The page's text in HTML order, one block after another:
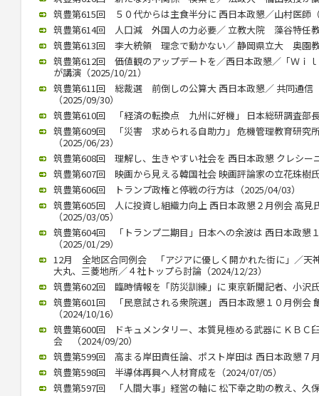
筑豊第615回 ５０代からは主食半分に 西日本政懇／山村医師
筑豊第614回 人口減 外国人の力必要／ 立教大院 藻谷特任
筑豊第613回 李大統領 理念で動かない／ 静岡県立大 奥園
筑豊第612回 価値観のアップデートを／西日本政懇／「Ｗ
が講演（2025/10/21）
筑豊第611回 総裁選 前倒しの公算大 西日本政懇／ 共同通
（2025/09/30）
筑豊第610回 「経済の転換点 九州に好機」 日本総研調査部
筑豊第609回 「災害 求められる自助力」 危機管理教育研究
（2025/06/23）
筑豊第608回 理解し、生きやすい社会を 西日本政懇 クレシー
筑豊第607回 映画から見える韓国社会 映画評論家の立花珠樹
筑豊第606回 トランプ政権と停戦の行方は（2025/04/03）
筑豊第605回 人に投資し組織力向上 西日本政懇２月例会 高見
（2025/03/05）
筑豊第604回 「トランプ二期目」日本への余波は 西日本政懇
（2025/01/29）
12月 全地区合同例会 「アジアに優しく開かれた街に」／天
大丸、三菱地所／４社トップら討論（2024/12/23）
筑豊第602回 臨時情報を「防災訓練」に 東京新聞記者、小沢
筑豊第601回 「民意試される衆院選」 西日本政懇１０月例会
（2024/10/16）
筑豊第600回 ドキュメンタリー、本質見極める武器に ＫＢＣ
会 （2024/09/20）
筑豊第599回 高まる岸田責任論、ポスト岸田は 西日本政懇７
筑豊第598回 半導体再興へ人材育成を（2024/07/05）
筑豊第597回 「人間大事」経営の軸に 松下幸之助の教え、久